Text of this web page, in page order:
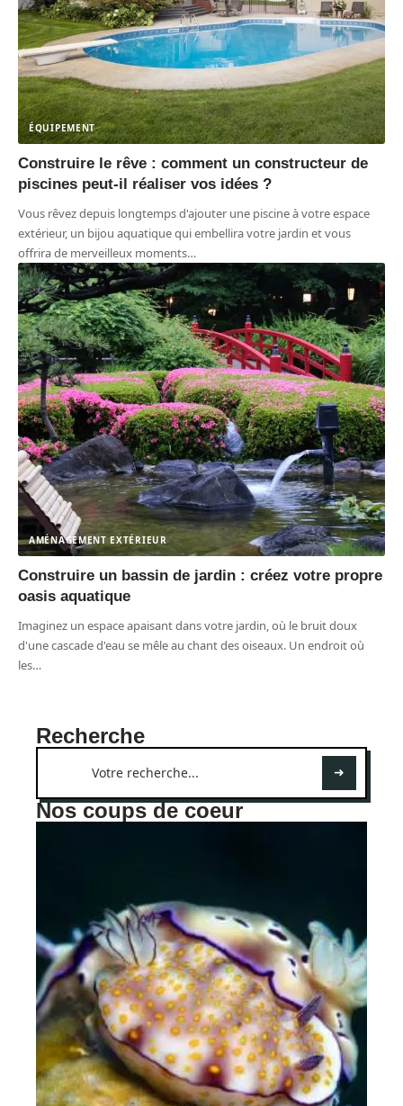
ÉQUIPEMENT
Construire le rêve : comment un constructeur de
piscines peut-il réaliser vos idées ?
Vous rêvez depuis longtemps d'ajouter une piscine à votre espace
extérieur, un bijou aquatique qui embellira votre jardin et vous
offrira de merveilleux moments…
AMÉNAGEMENT EXTÉRIEUR
Construire un bassin de jardin : créez votre propre
oasis aquatique
Imaginez un espace apaisant dans votre jardin, où le bruit doux
d'une cascade d'eau se mêle au chant des oiseaux. Un endroit où
les…
Recherche
Nos coups de coeur